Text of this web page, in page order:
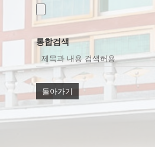
통합검색
돌아가기